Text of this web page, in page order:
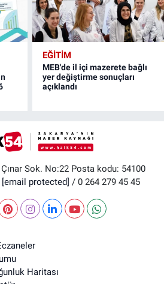
EĞİTİM
MEB'de il içi mazerete bağlı
yer değiştirme sonuçları
açıklandı
Sok. No:22 Posta kodu: 54100
[email protected] / 0 264 279 45 45
Haritası